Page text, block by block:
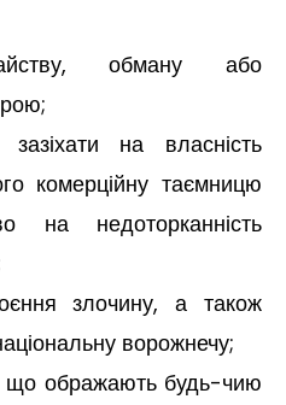
обману або
на власність
комерційну таємницю
на недоторканність
злочину, а також
ворожнечу;
що ображають будь-чию